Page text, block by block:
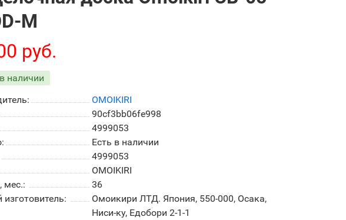
M
руб.
наличии
OMOIKIRI
90cf3bb06fe998
4999053
Есть в наличии
4999053
OMOIKIRI
мес.:
36
изготовитель:
Омоикири ЛТД. Япония, 550-000, Осака,
Ниси-ку, Едобори 2-1-1